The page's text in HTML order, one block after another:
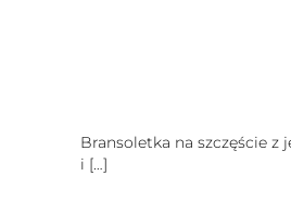
Bransoletka na szczęście
i […]